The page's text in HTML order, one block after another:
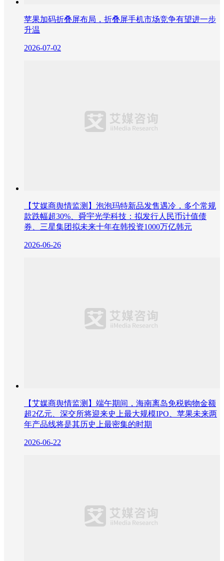
苹果加码折叠屏布局，折叠屏手机市场竞争有望进一步
升温
2026-07-02
【艾媒商舆情监测】泡泡玛特新品发售遇冷，多个常规
款跌幅超30%、舜宇光学科技：拟发行人民币计值债
券、三星集团拟未来十年在韩投资1000万亿韩元
2026-06-26
【艾媒商舆情监测】端午期间，海南离岛免税购物金额
超2亿元、深交所将迎来史上最大规模IPO、苹果未来两
年产品线将是其历史上最密集的时期
2026-06-22